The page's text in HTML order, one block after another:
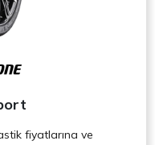
fiyatlarına ve